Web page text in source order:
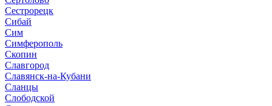
Сестрорецк
Сибай
Сим
Симферополь
Скопин
Славгород
Славянск-на-Кубани
Сланцы
Слободской